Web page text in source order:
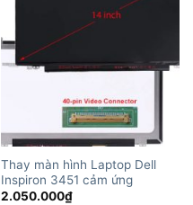
Thay màn hình Laptop Dell
Inspiron 3451 cảm ứng
2.050.000₫